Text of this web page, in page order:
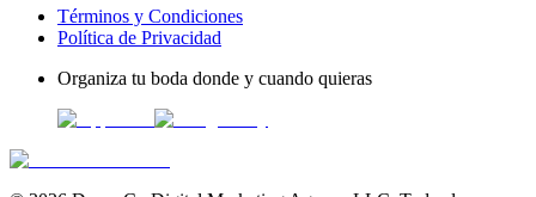
Términos y Condiciones
Política de Privacidad
Organiza tu boda donde y cuando quieras